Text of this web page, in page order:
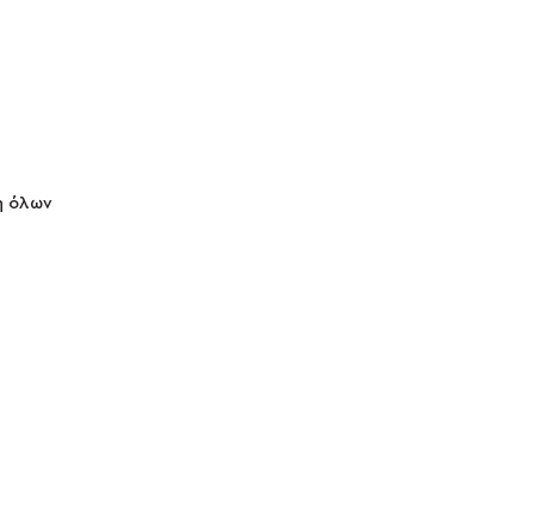
όλων